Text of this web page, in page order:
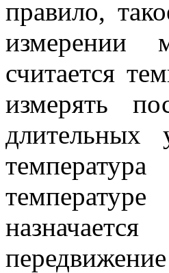
правило,
измерении
считается
измерять